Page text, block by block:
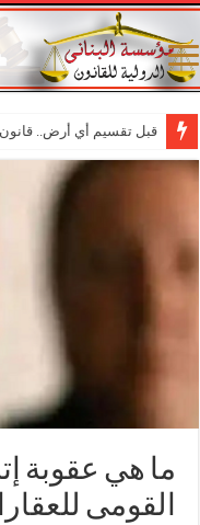
قبل تقسيم أي أرض.. قانون
ما هي عقوبة
القومى